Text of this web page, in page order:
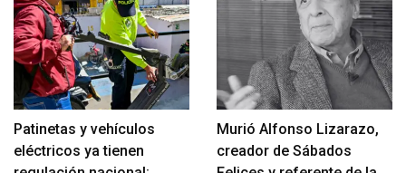
Patinetas y vehículos
eléctricos ya tienen
Murió Alfonso Lizarazo,
creador de Sábados